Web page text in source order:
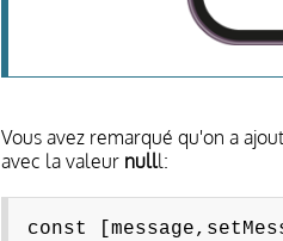
Vous avez remarqué qu'on a
avec la valeur nulll:
const